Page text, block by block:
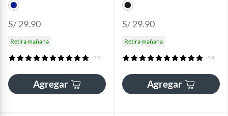
S/ 29.90
Retira mañana
(12)
Agregar
S/ 29.90
Retira mañana
(13)
Agregar